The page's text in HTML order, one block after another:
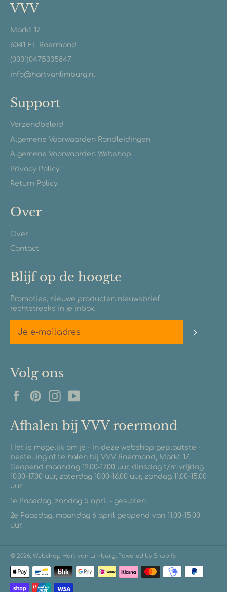
VVV
Markt 17
6041 EL Roermond
(0031)0475335847
info@hartvanlimburg.nl
Support
Verzendbeleid
Algemene Voorwaarden Rondleidingen
Algemene Voorwaarden Webshop
Privacy Policy
Return Policy
Over
Over
Contact
Blijf op de hoogte
Promoties, nieuwe producten nieuwsbrief
rechtstreeks in je inbox.
Volg ons
FacebookPinterestInstagram
Afhalen bij VVV roermond
Het is mogelijk om je - in deze webshop geplaatste -
bestelling af te halen bij VVV Roermond, Markt 17.
Geopend maandag 12.00-17.00 uur, dinsdag t/m vrijdag
10.00-17.00 uur, zaterdag 10.00-16.00 uur, zondag 11.00-15.00
uur.
1e Paasdag, zondag 5 april - gesloten
2e Paasdag, maandag 6 april geopend van 11.00-15.00
uur.
© 2026, Webshop Hart van Limburg. Powered by Shopify
Betaalmethoden